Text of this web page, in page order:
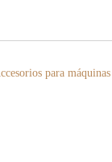
para máquinas